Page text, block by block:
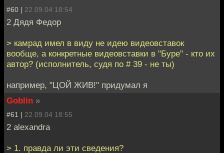
#60 | 22.09.04 18:54
2 Дядя Федор
> камрад имел в виду не идею видеовставок
вообще, а конкретные видеовставки в "Буре" - кто их
автор? (исполнитель, судя по # 39 - не ты)
например, "ЦОЙ ЖИВ!" придумал я
Goblin »
#61 | 22.09.04 18:55
2 alexandra
> 1. правда ли эти сведения?